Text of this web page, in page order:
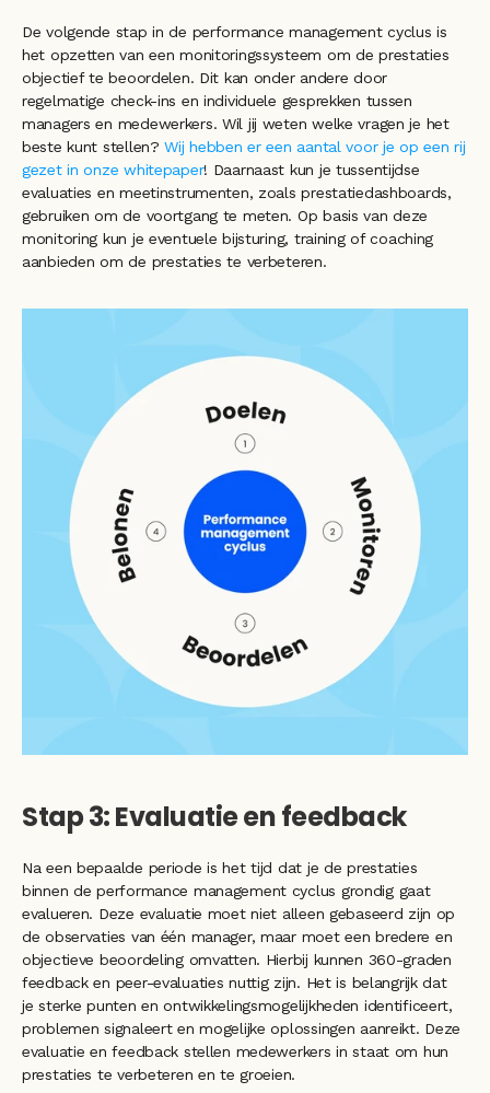
De volgende stap in de performance management cyclus is
het opzetten van een monitoringssysteem om de prestaties
objectief te beoordelen. Dit kan onder andere door
regelmatige check-ins en individuele gesprekken tussen
managers en medewerkers. Wil jij weten welke vragen je het
beste kunt stellen? Wij hebben er een aantal voor je op een rij
gezet in onze whitepaper! Daarnaast kun je tussentijdse
evaluaties en meetinstrumenten, zoals prestatiedashboards,
gebruiken om de voortgang te meten. Op basis van deze
monitoring kun je eventuele bijsturing, training of coaching
aanbieden om de prestaties te verbeteren.
Stap 3: Evaluatie en feedback
Na een bepaalde periode is het tijd dat je de prestaties
binnen de performance management cyclus grondig gaat
evalueren. Deze evaluatie moet niet alleen gebaseerd zijn op
de observaties van één manager, maar moet een bredere en
objectieve beoordeling omvatten. Hierbij kunnen 360-graden
feedback en peer-evaluaties nuttig zijn. Het is belangrijk dat
je sterke punten en ontwikkelingsmogelijkheden identificeert,
problemen signaleert en mogelijke oplossingen aanreikt. Deze
evaluatie en feedback stellen medewerkers in staat om hun
prestaties te verbeteren en te groeien.